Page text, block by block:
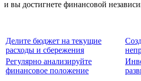
и вы достигнете финансовой
Делите бюджет на текущие
расходы и сбережения
Регулярно анализируйте
финансовое положение